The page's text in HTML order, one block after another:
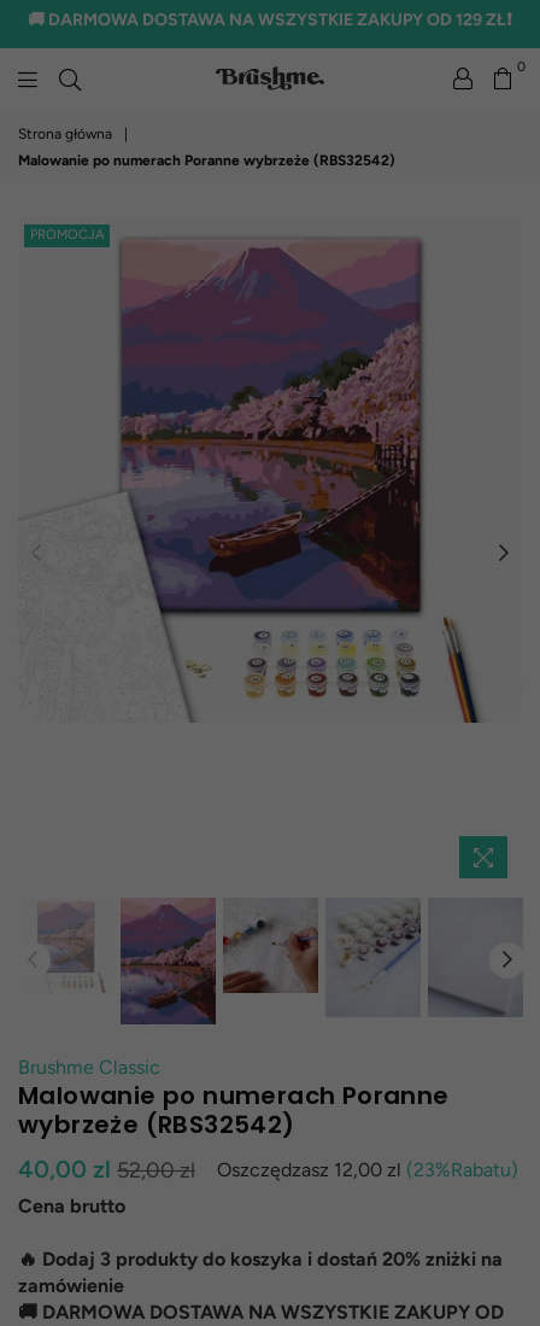
🚚 DARMOWA DOSTAWA NA WSZYSTKIE ZAKUPY OD 129 ZŁ❗
0
Strona główna
Malowanie po numerach Poranne wybrzeże (RBS32542)
PROMOCJA
Brushme Classic
Malowanie po numerach Poranne
wybrzeże (RBS32542)
Normalna
cena
40,00 zl 52,00 zl Oszczędzasz 12,00 zl (23%Rabatu)
Cena brutto
🔥 Dodaj 3 produkty do koszyka i dostań 20% zniżki na
zamówienie
🚚 DARMOWA DOSTAWA NA WSZYSTKIE ZAKUPY OD